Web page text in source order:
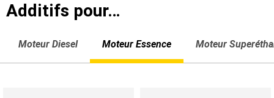
Additifs pour…
Moteur Diesel Moteur Essence Moteur